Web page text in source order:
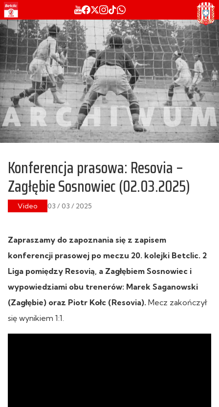
Konferencja prasowa: Resovia –
Zagłębie Sosnowiec (02.03.2025)
Video 03 / 03 / 2025
Zapraszamy do zapoznania się z zapisem
konferencji prasowej po meczu 20. kolejki Betclic. 2
Liga pomiędzy Resovią, a Zagłębiem Sosnowiec i
wypowiedziami obu trenerów: Marek Saganowski
(Zagłębie) oraz Piotr Kołc (Resovia). Mecz zakończył
się wynikiem 1:1.